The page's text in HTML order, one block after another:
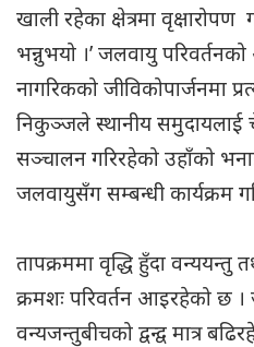
खाली रहेका क्षेत्रमा वृक्षारोपण
भन्नुभयो ।’ जलवायु
नागरिकको जीविकोपार्जनमा
निकुञ्जले स्थानीय समुदायलाई
सञ्चालन गरिरहेको उहाँको
जलवायुसँग सम्बन्धी कार्यक्रम
तापक्रममा वृद्धि हुँदा वन्ययन्तु
क्रमशः परिवर्तन आइरहेको छ
वन्यजन्तुबीचको द्वन्द्व मात्र